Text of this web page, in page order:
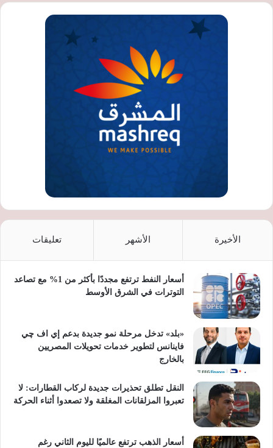
الأخيرة الأشهر تعليقات
أسعار النفط ترتفع مجددًا بأكثر من 1% مع تصاعد
التوترات في الشرق الأوسط
«بلد» تدخل مرحلة نمو جديدة بدعم إي اف چي
فاينانس لتطوير خدمات تحويلات المصريين
بالخارج
النقل تطلق تحذيرات جديدة لركاب القطارات: لا
تعبروا المزلقانات المغلقة ولا تصعدوا أثناء الحركة
أسعار الذهب ترتفع عالميًا لليوم الثاني رغم